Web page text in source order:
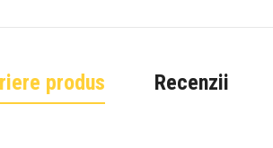
produs Recenzii